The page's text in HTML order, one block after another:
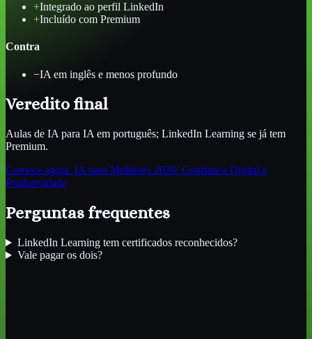
+Integrado ao perfil LinkedIn
+Incluído com Premium
Contra
−IA em inglês e menos profundo
Veredito final
Aulas de IA para IA em português; LinkedIn Learning se já tem
Premium.
Comece agora: IA para Mulheres 2026: Confiança Digital e
Produtividade
Perguntas frequentes
LinkedIn Learning tem certificados reconhecidos?
Vale pagar os dois?